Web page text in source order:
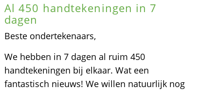
Al 450 handtekeningen in 7
dagen
Beste ondertekenaars,
We hebben in 7 dagen al ruim 450
handtekeningen bij elkaar. Wat een
fantastisch nieuws! We willen natuurlijk nog